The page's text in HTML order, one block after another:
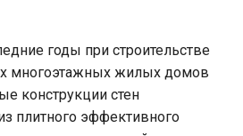
годы при строительстве
многоэтажных жилых домов
конструкции стен
плитного эффективного